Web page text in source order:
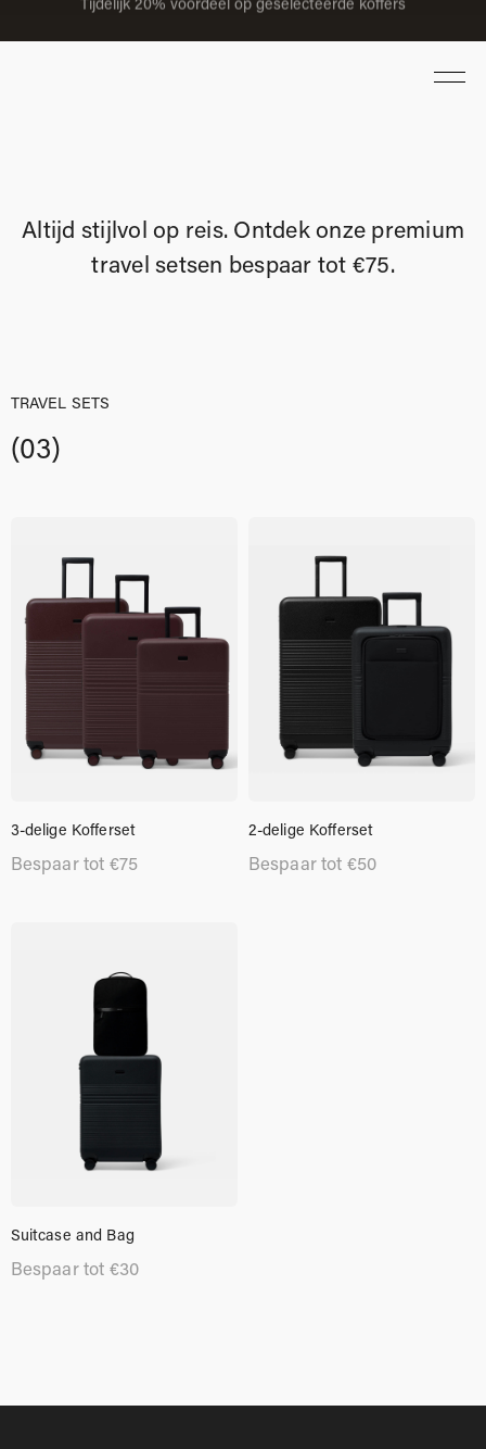
Altijd stijlvol op reis. Ontdek onze premium
travel setsen bespaar tot €75.
TRAVEL SETS
(03)
Bespaar tot €75
3-delige Kofferset
Bespaar tot €50
2-delige Kofferset
Bespaar tot €30
Suitcase and Bag